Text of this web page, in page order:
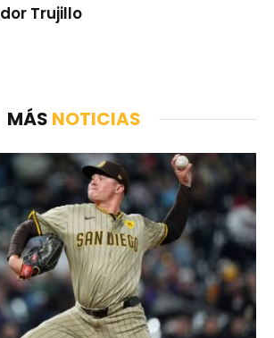
Trujillo
MÁS NOTICIAS